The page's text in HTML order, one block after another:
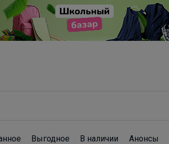
Выгодное В наличии Анонсы